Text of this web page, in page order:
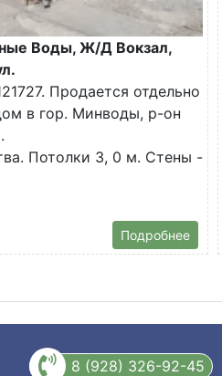
Воды, Ж/Д Вокзал,
Продается отдельно
в гор. Минводы, р-он
Потолки 3, 0 м. Стены -
Подробнее
8 (928) 326-92-45